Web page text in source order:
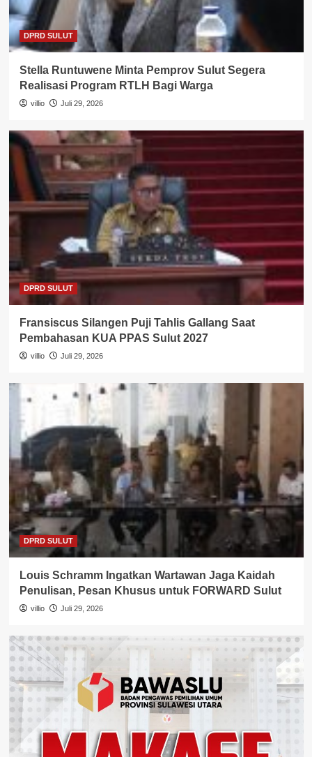
DPRD SULUT
Stella Runtuwene Minta Pemprov Sulut Segera
Realisasi Program RTLH Bagi Warga
villio Juli 29, 2026
DPRD SULUT
Fransiscus Silangen Puji Tahlis Gallang Saat
Pembahasan KUA PPAS Sulut 2027
villio Juli 29, 2026
DPRD SULUT
Louis Schramm Ingatkan Wartawan Jaga Kaidah
Penulisan, Pesan Khusus untuk FORWARD Sulut
villio Juli 29, 2026